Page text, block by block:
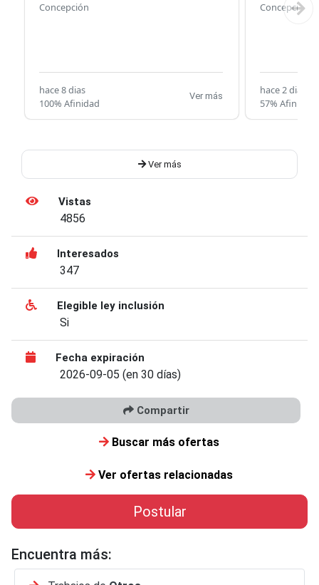
Concepción
hace 8 dias
100% Afinidad
Ver más
Concepción
hace 2 dias
57% Afinidad
Ver más
Vistas
4856
Interesados
347
Elegible ley inclusión
Si
Fecha expiración
2026-09-05 (en 30 días)
Compartir
Buscar más ofertas
Ver ofertas relacionadas
Postular
Encuentra más: